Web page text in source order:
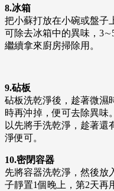
8.冰箱
把小蘇打放在小碗或盤子
可除去冰箱中的異味，
繼續拿來廚房掃除用。
9.砧板
砧板洗乾淨後，趁著微濕
時再沖掉，便可去除異味
以先將手洗乾淨，趁著還
淨便可。
10.密閉容器
先將容器洗乾淨，然後放
子靜置1個晚上，第2天再